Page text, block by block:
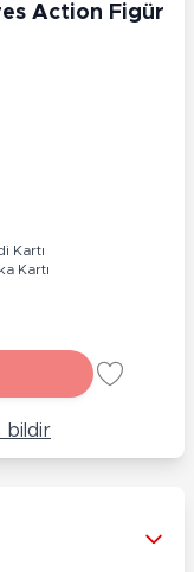
Action Figür
Kartı
Kartı
bildir